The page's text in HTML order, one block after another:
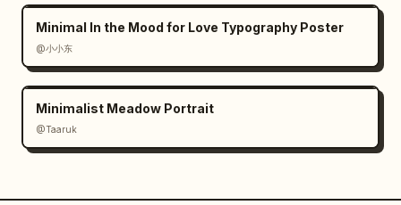
Minimal In the Mood for Love Typography Poster
@小小东
Minimalist Meadow Portrait
@Taaruk